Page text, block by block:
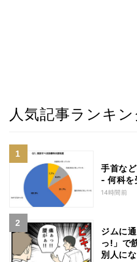
人気記事ランキ
手首な
- 何科を
14時間前
ジムに
っ!」で
別人に